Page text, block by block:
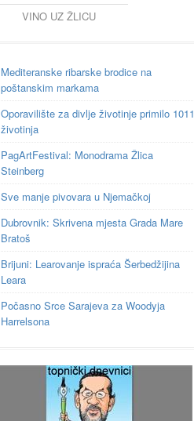
VINO UZ ŽLICU
Mediteranske ribarske brodice na
poštanskim markama
Oporavilište za divlje životinje primilo 1011
životinja
PagArtFestival: Monodrama Žlica
Steinberg
Sve manje pivovara u Njemačkoj
Dubrovnik: Skrivena mjesta Grada Mare
Bratoš
Brijuni: Learovanje ispraća Šerbedžijina
Leara
Počasno Srce Sarajeva za Woodyja
Harrelsona